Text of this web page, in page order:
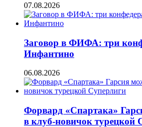
07.08.2026
Заговор в ФИФА: три
Инфантино
06.08.2026
Форвард «Спартака»
в клуб-новичок турецкой